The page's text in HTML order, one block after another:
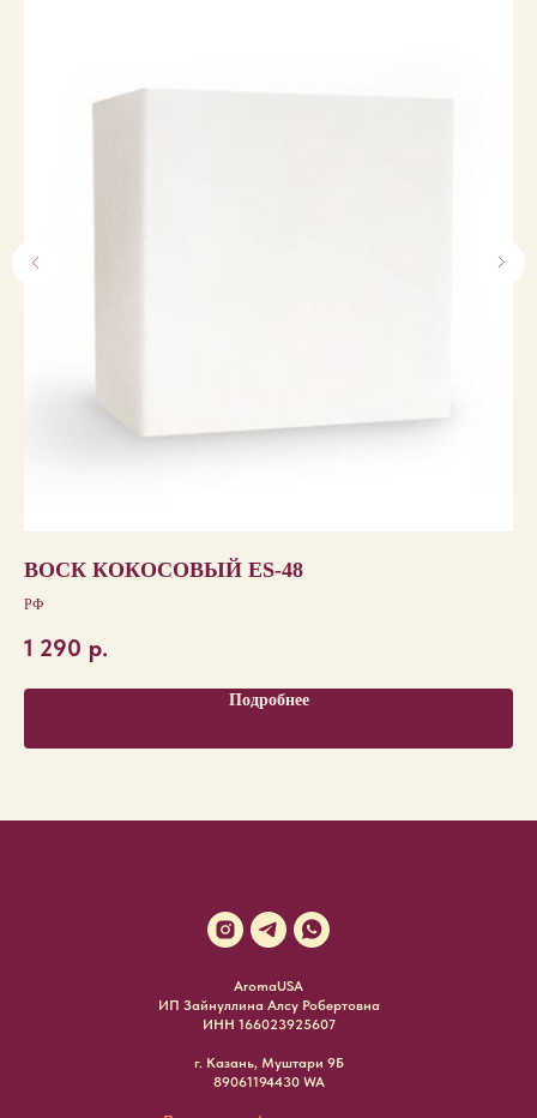
ВОСК КОКОСОВЫЙ ЕS-48
РФ
1 290 р.
Подробнее
AromaUSA
ИП Зайнуллина Алсу Робертовна
ИНН 166023925607
г. Казань, Муштари 9Б
89061194430 WA